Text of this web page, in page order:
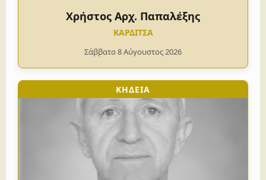
Χρήστος Αρχ. Παπαλέξης
ΚΑΡΔΙΤΣΑ
Σάββατο 8 Αύγουστος 2026
ΚΗΔΕΙΑ